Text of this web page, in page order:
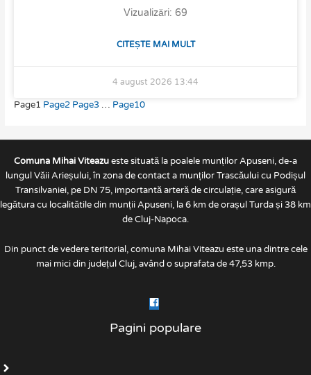
Vizualizări: 69
CITEȘTE MAI MULT
4 august 2026 13:44
Page1 Page2 Page3 … Page10
Comuna Mihai Viteazueste situată la poalele munților Apuseni, de-a
lungul Văii Arieșului, în zona de contact a munților Trascăului cu Podișul
Transilvaniei, pe DN 75, importantă arteră de circulație, care asigură
legătura cu localitătile din munții Apuseni, la 6 km de orașul Turda și 38 km
de Cluj-Napoca.
Din punct de vedere teritorial, comuna Mihai Viteazu este una dintre cele
mai mici din județul Cluj, având o suprafata de 47,53 kmp.
Pagini populare